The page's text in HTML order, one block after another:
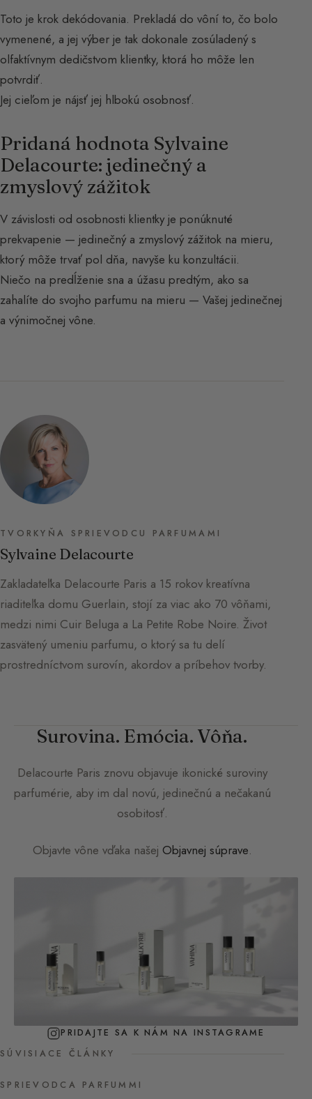
Toto je krok dekódovania. Prekladá do vôní to, čo bolo
vymenené, a jej výber je tak dokonale zosúladený s
olfaktívnym dedičstvom klientky, ktorá ho môže len
potvrdiť.
Jej cieľom je nájsť jej hlbokú osobnosť.
Pridaná hodnota Sylvaine
Delacourte: jedinečný a
zmyslový zážitok
V závislosti od osobnosti klientky je ponúknuté
prekvapenie — jedinečný a zmyslový zážitok na mieru,
ktorý môže trvať pol dňa, navyše ku konzultácii.
Niečo na predĺženie sna a úžasu predtým, ako sa
zahalíte do svojho parfumu na mieru — Vašej jedinečnej
a výnimočnej vône.
TVORKYŇA SPRIEVODCU PARFUMAMI
Sylvaine Delacourte
Zakladateľka Delacourte Paris a 15 rokov kreatívna
riaditeľka domu Guerlain, stojí za viac ako 70 vôňami,
medzi nimi Cuir Beluga a La Petite Robe Noire. Život
zasvätený umeniu parfumu, o ktorý sa tu delí
prostredníctvom surovín, akordov a príbehov tvorby.
Surovina. Emócia. Vôňa.
Delacourte Paris znovu objavuje ikonické suroviny
parfumérie, aby im dal novú, jedinečnú a nečakanú
osobitosť.
Objavte vône vďaka našej Objavnej súprave.
PRIDAJTE SA K NÁM NA INSTAGRAME
SÚVISIACE ČLÁNKY
SPRIEVODCA PARFUMMI